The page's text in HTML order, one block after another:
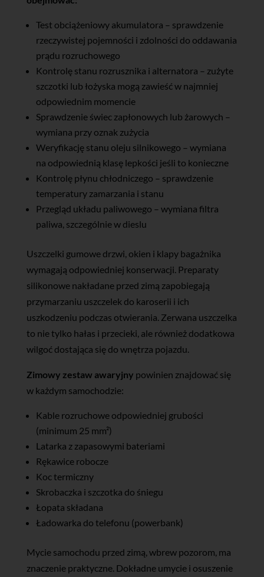
Test obciążeniowy akumulatora – sprawdzenie
rzeczywistej pojemności i zdolności do oddawania
prądu rozruchowego
Kontrolę stanu rozrusznika i alternatora – zużyte
szczotki lub łożyska mogą zawieść w najmniej
odpowiednim momencie
Sprawdzenie świec zapłonowych lub żarowych –
wymiana przy oznak zużycia
Weryfikację stanu oleju silnikowego – wymiana
na odpowiednią klasę lepkości jeśli to konieczne
Kontrolę płynu chłodniczego – sprawdzenie
temperatury zamarzania i stanu
Przegląd układu paliwowego – wymiana filtra
paliwa, szczególnie w dieslu
Uszczelki gumowe drzwi, okien i klapy bagażnika
wymagają odpowiedniej konserwacji. Preparaty
silikonowe nakładane przed zimą zapobiegają
przymarzaniu uszczelek do karoserii i ich
uszkodzeniu podczas otwierania. Zerwana uszczelka
to nie tylko hałas i przecieki, ale również dodatkowa
wilgoć dostająca się do wnętrza pojazdu.
Zimowy zestaw awaryjny powinien znajdować się
w każdym samochodzie:
Kable rozruchowe odpowiedniej grubości
(minimum 25 mm²)
Latarka z zapasowymi bateriami
Rękawice robocze
Koc termiczny
Skrobaczka i szczotka do śniegu
Łopata składana
Ładowarka do telefonu (powerbank)
Mycie samochodu przed zimą, wbrew pozorom, ma
znaczenie praktyczne. Dokładne umycie i osuszenie